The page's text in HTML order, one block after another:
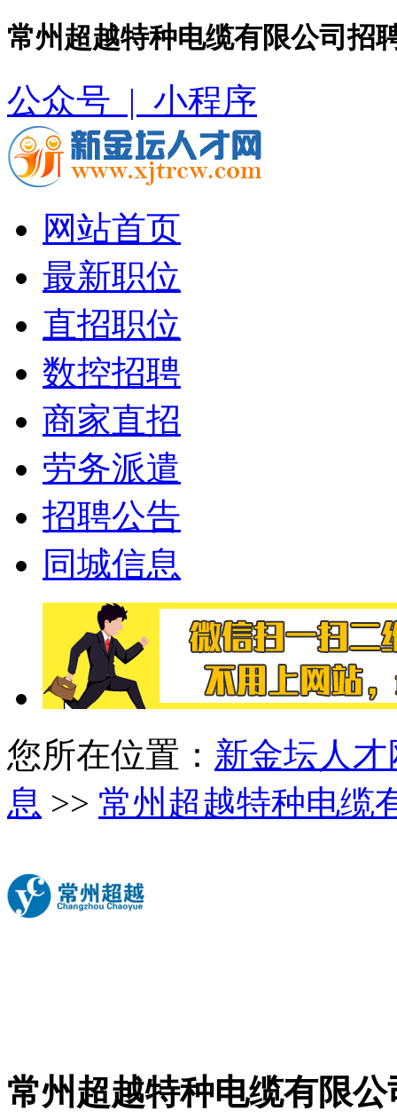
常州超越特种电缆有限公司招
公众号 | 小程序
网站首页
最新职位
直招职位
数控招聘
商家直招
劳务派遣
招聘公告
同城信息
您所在位置： 新金坛人才
息 >> 常州超越特种电缆
常州超越特种电缆有限公